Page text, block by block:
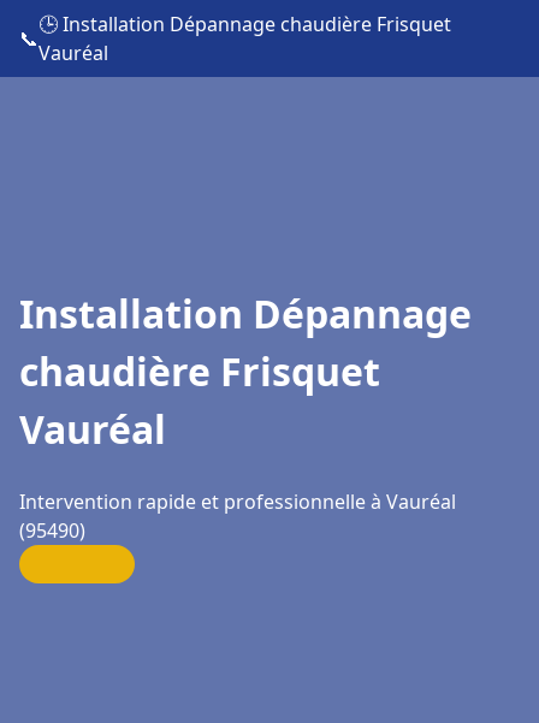
📞
🕒 Installation Dépannage chaudière Frisquet
Vauréal
Installation Dépannage
chaudière Frisquet
Vauréal
Intervention rapide et professionnelle à Vauréal
(95490)